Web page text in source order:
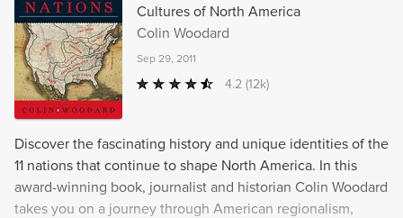
Cultures of North America
Colin Woodard
Sep 29, 2011
4.2 (12k)
Discover the fascinating history and unique identities of the
11 nations that continue to shape North America. In this
award-winning book, journalist and historian Colin Woodard
takes you on a journey through American regionalism,